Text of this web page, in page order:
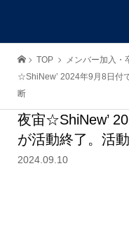
TOP メンバー加入・
☆ShiNew’ 2024年9月8日付
断
夜宙☆ShiNew’
が活動終了。活
2024.09.10